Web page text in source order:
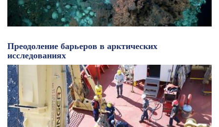
Преодоление барьеров в арктических
исследованиях